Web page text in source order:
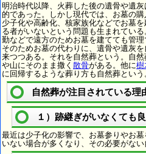
明治時代以降、火葬した後の遺骨や遺灰
的であった。しかし現代では、お墓の
少子化や高齢化、核家族化などでお墓
る者がいないという問題も生まれてい
勤などで遠方のためお墓を建てても管
そのためお墓の代わりに、遺骨や遺灰
来つつある。それを自然葬という。自
や山にそのまま撒く 散骨がある。他に樹
に回帰するような葬り方も自然葬という
自然葬が注目されている理
１）跡継ぎがいなくても
最近は少子化の影響で、お墓参りやお
いない場合が多くなり、その必要がない